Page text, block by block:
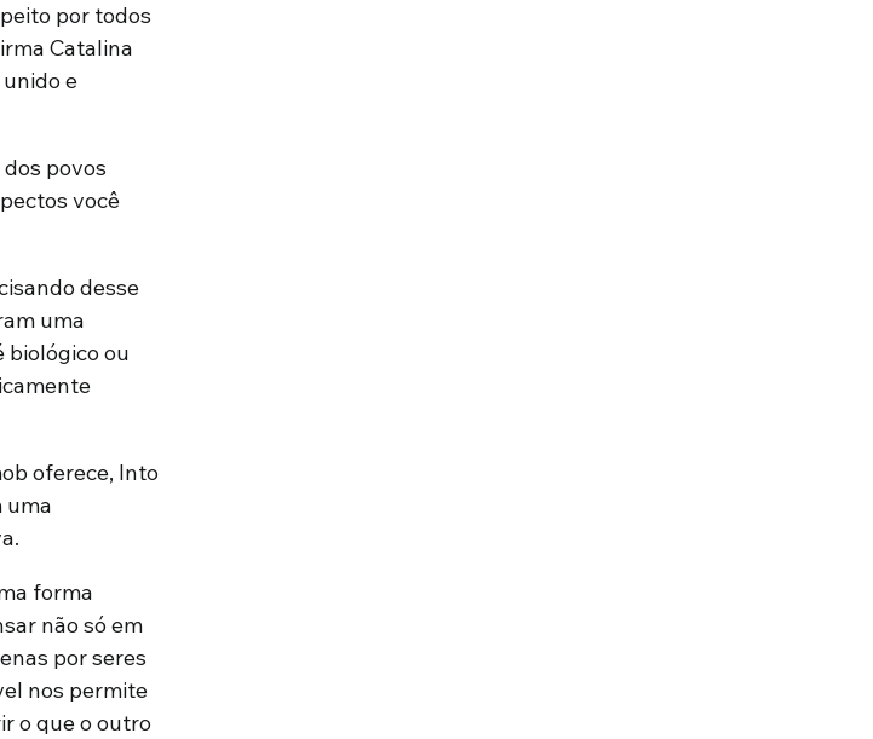
por todos
Catalina
e
povos
você
desse
uma
biológico ou
oferece, Into
uma
forma
não só em
por seres
nos permite
o que o outro